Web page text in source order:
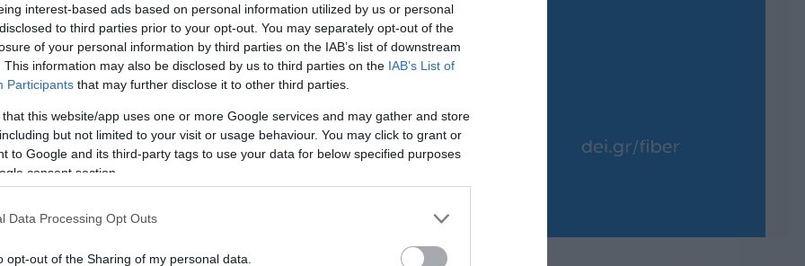
interest-based ads based on personal information utilized by us or personal
to third parties prior to your opt-out. You may separately opt-out of the
of your personal information by third parties on the IAB’s list of downstream
This information may also be disclosed by us to third parties on the IAB’s List of
Participants that may further disclose it to other third parties.
that this website/app uses one or more Google services and may gather and store
but not limited to your visit or usage behaviour. You may click to grant or
to Google and its third-party tags to use your data for below specified purposes
consent section.
Data Processing Opt Outs
opt-out of the Sharing of my personal data.